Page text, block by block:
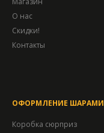
О нас
Скидки!
Контакты
ОФОРМЛЕНИЕ ШАРАМИ
Коробка сюрприз